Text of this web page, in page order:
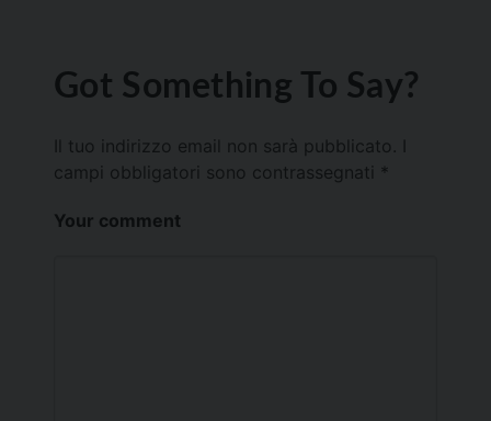
Got Something To Say?
Il tuo indirizzo email non sarà pubblicato.
campi obbligatori sono contrassegnati *
Your comment